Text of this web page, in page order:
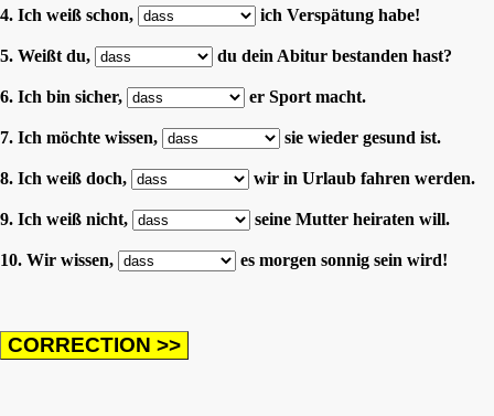
4. Ich weiß schon, ich Verspätung habe!
5. Weißt du, du dein Abitur bestanden hast?
6. Ich bin sicher, er Sport macht.
7. Ich möchte wissen, sie wieder gesund ist.
8. Ich weiß doch, wir in Urlaub fahren werden.
9. Ich weiß nicht, seine Mutter heiraten will.
10. Wir wissen, es morgen sonnig sein wird!